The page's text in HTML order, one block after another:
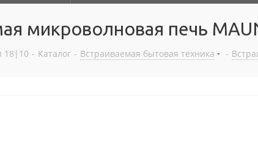
микроволновая печь
18|10 - Каталог - Встраиваемая бытовая техника -